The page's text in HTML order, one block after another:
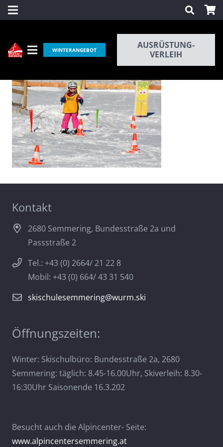
WINTERANGEBOT
AUSRÜSTUNG-
VERLEIH
Kontakt
2680 Semmering, Bundesstraße 2a und
Passstraße 2
Tel.: +43 (0) 2664/ 21 22 8
Mobil: +43 (0) 664/ 43 31 540
skischulesemmering@wurm.ski
Öffnungszeiten:
Winter: Skischulbüro: Bundesstraße 2a, 2680
Semmering: täglich: 8.45-16.00Uhr, Skiverleih: 8.30-
16:30Uhr Saisonende 16.3.202
Besucht auch die Alpincenter- Seite:
www.alpincentersemmering.at